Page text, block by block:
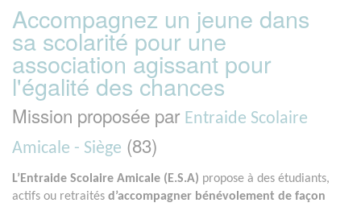
Accompagnez un jeune dans
sa scolarité pour une
association agissant pour
l'égalité des chances
Mission proposée par Entraide Scolaire
Amicale - Siège (83)
L’Entraide Scolaire Amicale (E.S.A) propose à des étudiants,
actifs ou retraités d’accompagner bénévolement de façon